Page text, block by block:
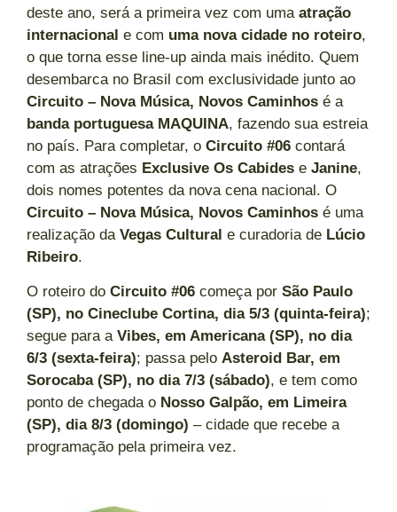
deste ano, será a primeira vez com uma atração
internacional e com uma nova cidade no roteiro,
o que torna esse line-up ainda mais inédito. Quem
desembarca no Brasil com exclusividade junto ao
Circuito – Nova Música, Novos Caminhos é a
banda portuguesa MAQUINA, fazendo sua estreia
no país. Para completar, o Circuito #06 contará
com as atrações Exclusive Os Cabides e Janine,
dois nomes potentes da nova cena nacional. O
Circuito – Nova Música, Novos Caminhos é uma
realização da Vegas Cultural e curadoria de Lúcio
Ribeiro.
O roteiro do Circuito #06 começa por São Paulo
(SP), no Cineclube Cortina, dia 5/3 (quinta-feira);
segue para a Vibes, em Americana (SP), no dia
6/3 (sexta-feira); passa pelo Asteroid Bar, em
Sorocaba (SP), no dia 7/3 (sábado), e tem como
ponto de chegada o Nosso Galpão, em Limeira
(SP), dia 8/3 (domingo) – cidade que recebe a
programação pela primeira vez.